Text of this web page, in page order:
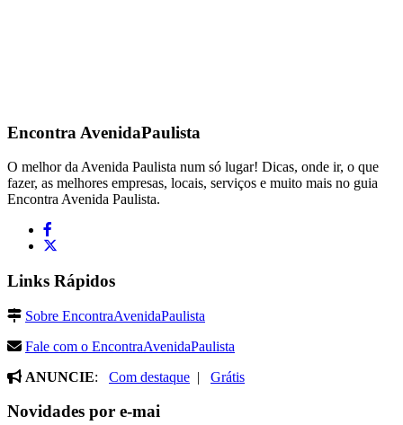
Encontra AvenidaPaulista
O melhor da Avenida Paulista num só lugar! Dicas, onde ir, o que
fazer, as melhores empresas, locais, serviços e muito mais no guia
Encontra Avenida Paulista.
Links Rápidos
Sobre EncontraAvenidaPaulista
Fale com o EncontraAvenidaPaulista
ANUNCIE: Com destaque | Grátis
Novidades por e-mai